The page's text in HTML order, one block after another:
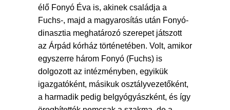
élő Fonyó Éva is, akinek családja a
Fuchs-, majd a magyarosítás után Fonyó-
dinasztia meghatározó szerepet játszott
az Árpád kórház történetében. Volt, amikor
egyszerre három Fonyó (Fuchs) is
dolgozott az intézményben, egyikük
igazgatóként, másikuk osztályvezetőként,
a harmadik pedig belgyógyászként, és így